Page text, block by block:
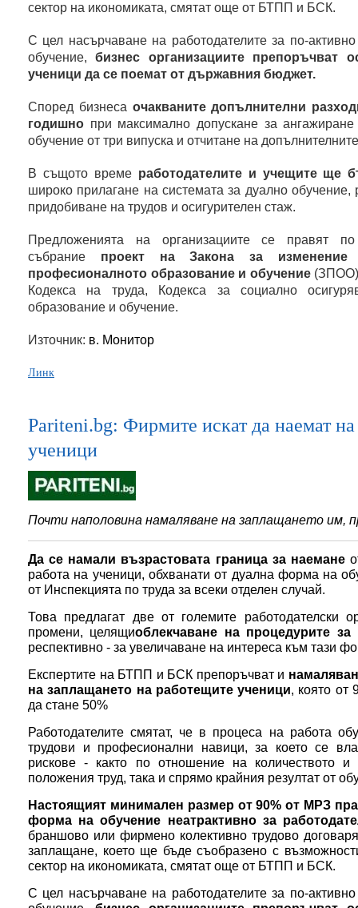
сектор на икономиката, смятат още от БТПП и БСК.
С цел насърчаване на работодателите за по-
обучение, бизнес организациите препоръчват
ученици да се поемат от държавния бюджет.
Според бизнеса очакваните допълнителни
годишно при максимално допускане за
обучение от три випуска и отчитане на
В същото времеработодателите и учещите ще
широко прилагане на системата за дуално
придобиване на трудов и осигурителен стаж.
Предложенията на организациите се правят
събрание проект на Закона за
професионалното образование и обучение (ЗПОО)
Кодекса на труда, Кодекса за социално
образование и обучение.
Източник: в. Монитор
Линк
Pariteni.bg: Фирмите искат да наемат
ученици
Почти наполовина намаляване на заплащането им,
Да се намали възрастовата граница за наемане
работа на ученици, обхванати от дуална форма на
от Инспекцията по труда за всеки отделен случай.
Това предлагат две от големите работодателски
промени, целящиоблекчаване на процедурите
респективно - за увеличаване на интереса към тази
Експертите на БТПП и БСК препоръчват и
на заплащането на работещите ученици, която от
да стане 50%
Работодателите смятат, че в процеса на работа
трудови и професионални навици, за което се
рискове - както по отношение на количеството и
положения труд, така и спрямо крайния резултат от
Настоящият минимален размер от 90% от МРЗ
форма на обучение неатрактивно за
браншово или фирмено колективно трудово
заплащане, което ще бъде съобразено с
сектор на икономиката, смятат още от БТПП и БСК.
С цел насърчаване на работодателите за по-